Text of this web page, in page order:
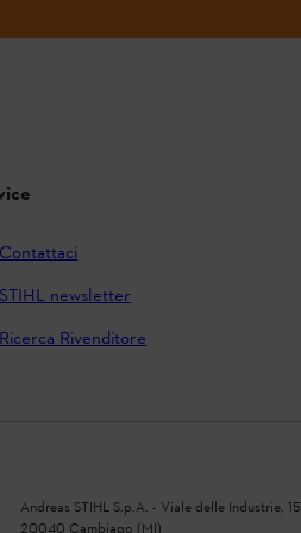
Contattaci
STIHL newsletter
Ricerca Rivenditore
Andreas STIHL S.p.A. - Viale delle Industrie, 15
20040 Cambiago (MI)